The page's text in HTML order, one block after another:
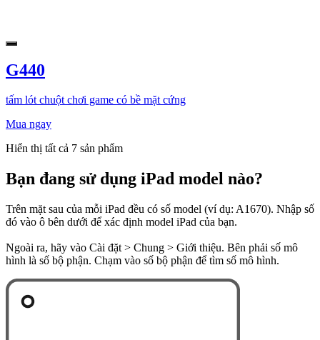
G440
tấm lót chuột chơi game có bề mặt cứng
Mua ngay
Hiển thị tất cả 7 sản phẩm
Bạn đang sử dụng iPad model nào?
Trên mặt sau của mỗi iPad đều có số model (ví dụ: A1670). Nhập số
đó vào ô bên dưới để xác định model iPad của bạn.
Ngoài ra, hãy vào Cài đặt > Chung > Giới thiệu. Bên phải số mô
hình là số bộ phận. Chạm vào số bộ phận để tìm số mô hình.